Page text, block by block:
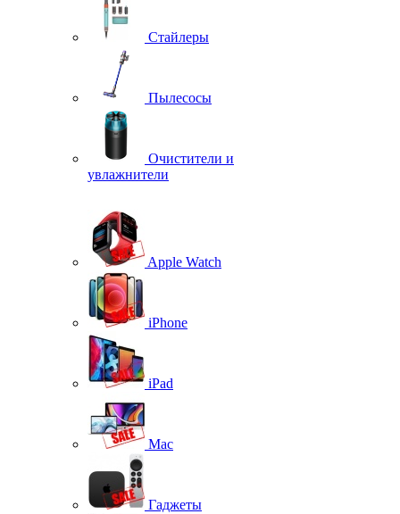
Стайлеры
Пылесосы
Очистители и
увлажнители
Apple Watch
iPhone
iPad
Mac
Гаджеты